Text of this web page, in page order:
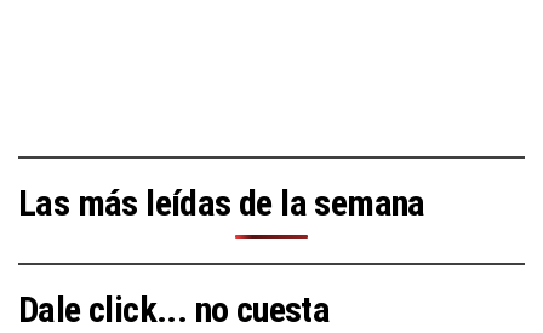
Las más leídas de la semana
Dale click... no cuesta